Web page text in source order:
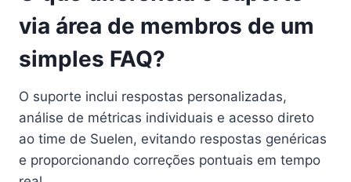
via área de membros de um
simples FAQ?
O suporte inclui respostas personalizadas,
análise de métricas individuais e acesso direto
ao time de Suelen, evitando respostas genéricas
e proporcionando correções pontuais em tempo